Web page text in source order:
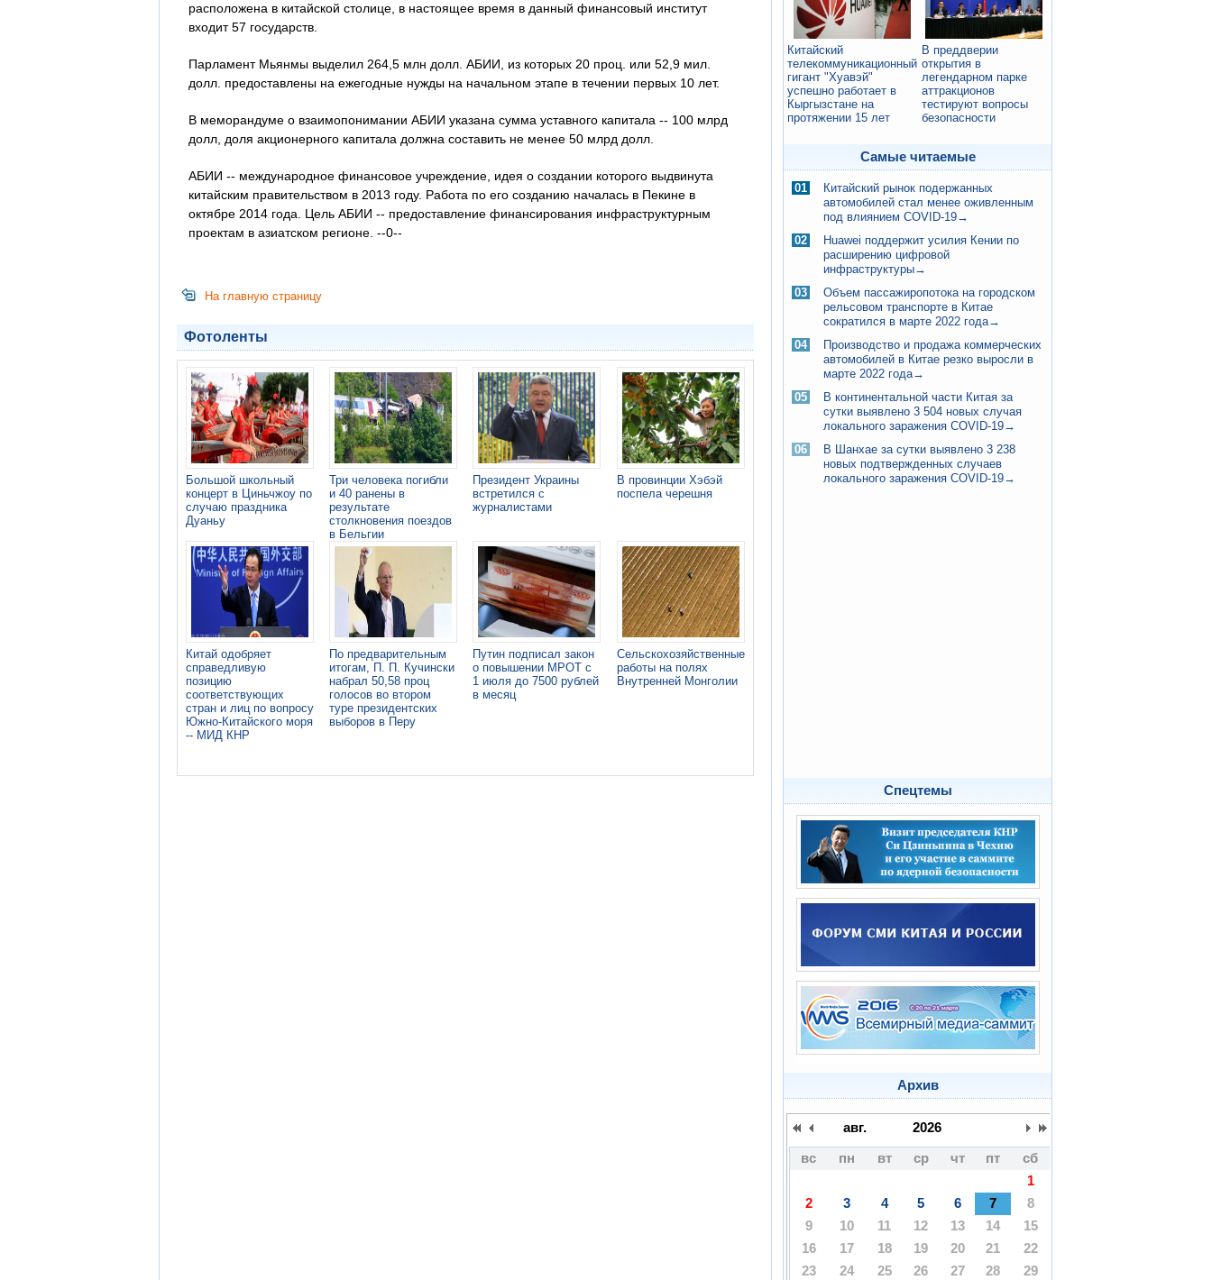
расположена в китайской столице, в настоящее время в данный финансовый институт
входит 57 государств.
Парламент Мьянмы выделил 264,5 млн долл. АБИИ, из которых 20 проц. или 52,9 мил.
долл. предоставлены на ежегодные нужды на начальном этапе в течении первых 10 лет.
В меморандуме о взаимопонимании АБИИ указана сумма уставного капитала -- 100 млрд
долл, доля акционерного капитала должна составить не менее 50 млрд долл.
АБИИ -- международное финансовое учреждение, идея о создании которого выдвинута
китайским правительством в 2013 году. Работа по его созданию началась в Пекине в
октябре 2014 года. Цель АБИИ -- предоставление финансирования инфраструктурным
проектам в азиатском регионе. --0--
На главную страницу